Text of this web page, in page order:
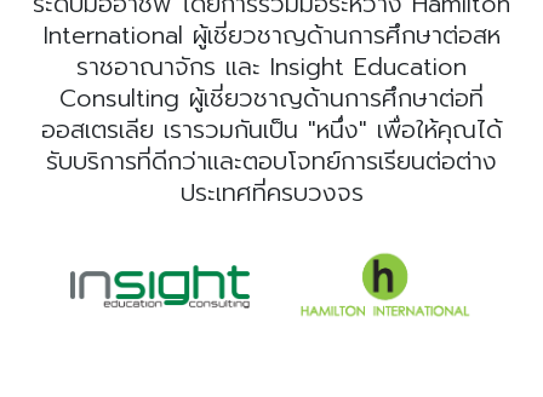
International ผู้เชี่ยวชาญด้านการศึกษาต่อสห
ราชอาณาจักร และ Insight Education
Consulting ผู้เชี่ยวชาญด้านการศึกษาต่อที่
ออสเตรเลีย เรารวมกันเป็น "หนึ่ง" เพื่อให้คุณได้
รับบริการที่ดีกว่าและตอบโจทย์การเรียนต่อต่าง
ประเทศที่ครบวงจร